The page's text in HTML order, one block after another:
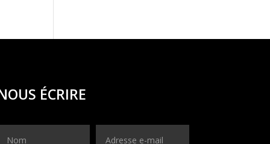
ÉCRIRE